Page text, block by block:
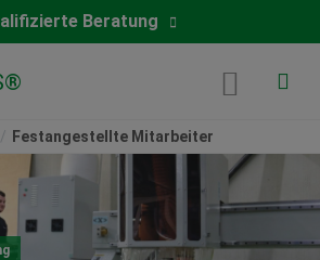
Beratung
Festangestellte Mitarbeiter